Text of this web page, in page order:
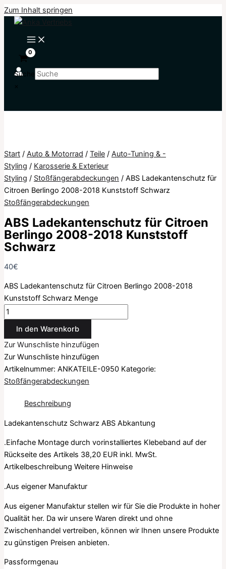
Zum Inhalt springen
Suche
×
Start / Auto & Motorrad / Teile / Auto-Tuning & -
Styling / Karosserie & Exterieur
Styling / Stoßfängerabdeckungen / ABS Ladekantenschutz für
Citroen Berlingo 2008-2018 Kunststoff Schwarz
Stoßfängerabdeckungen
ABS Ladekantenschutz für Citroen
Berlingo 2008-2018 Kunststoff
Schwarz
40€
ABS Ladekantenschutz für Citroen Berlingo 2008-2018
Kunststoff Schwarz Menge
In den Warenkorb
Zur Wunschliste hinzufügen
Zur Wunschliste hinzufügen
Artikelnummer: ANKATEILE-0950 Kategorie:
Stoßfängerabdeckungen
Beschreibung
Ladekantenschutz Schwarz ABS Abkantung
.Einfache Montage durch vorinstalliertes Klebeband auf der
Rückseite des Artikels 38,20 EUR inkl. MwSt.
Artikelbeschreibung Weitere Hinweise
.Aus eigener Manufaktur
Aus eigener Manufaktur stellen wir für Sie die Produkte in hoher
Qualität her. Da wir unsere Waren direkt und ohne
Zwischenhandel vertreiben, können wir Ihnen unsere Produkte
zu günstigen Preisen anbieten.
Passformgenau